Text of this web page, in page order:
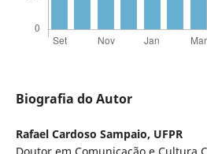
Biografia do Autor
Rafael Cardoso Sampaio, UFPR